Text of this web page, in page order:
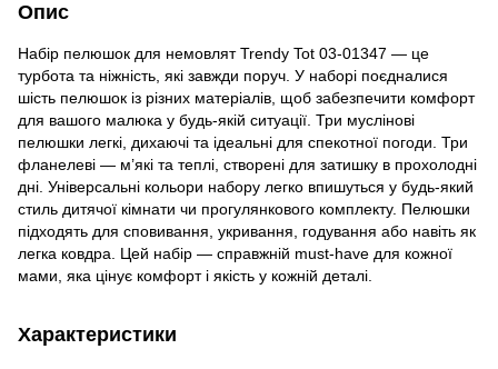
Опис
Набір пелюшок для немовлят Trendy Tot 03-01347 — це
турбота та ніжність, які завжди поруч. У наборі поєдналися
шість пелюшок із різних матеріалів, щоб забезпечити комфорт
для вашого малюка у будь-якій ситуації. Три муслінові
пелюшки легкі, дихаючі та ідеальні для спекотної погоди. Три
фланелеві — м’які та теплі, створені для затишку в прохолодні
дні. Універсальні кольори набору легко впишуться у будь-який
стиль дитячої кімнати чи прогулянкового комплекту. Пелюшки
підходять для сповивання, укривання, годування або навіть як
легка ковдра. Цей набір — справжній must-have для кожної
мами, яка цінує комфорт і якість у кожній деталі.
Характеристики